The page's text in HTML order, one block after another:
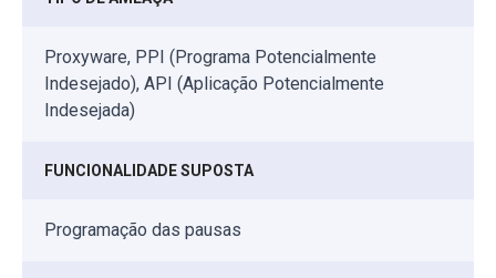
Proxyware, PPI (Programa Potencialmente
Indesejado), API (Aplicação Potencialmente
Indesejada)
FUNCIONALIDADE SUPOSTA
Programação das pausas